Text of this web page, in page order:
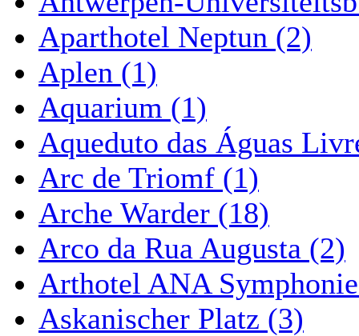
Aparthotel Neptun (2)
Aplen (1)
Aquarium (1)
Aqueduto das Águas
Arc de Triomf (1)
Arche Warder (18)
Arco da Rua Augusta (2)
Arthotel ANA
Askanischer Platz (3)